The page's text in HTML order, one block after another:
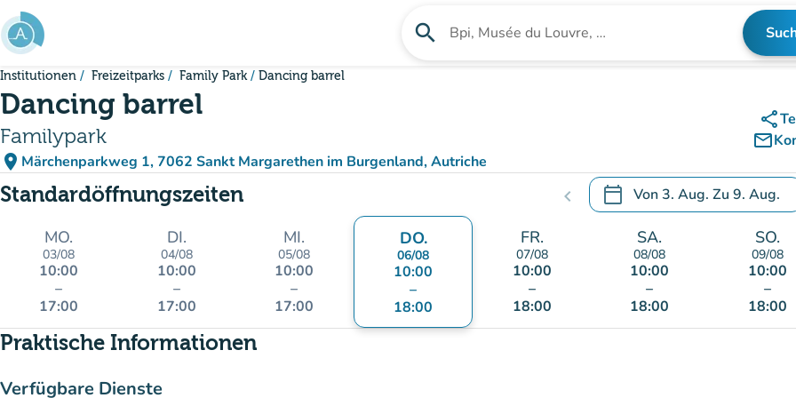
Gehe zum Hauptinhalt
search Suche nach einer Einrichtung
Institutionen Freizeitparks Family Park Dancing barrel
Dancing barrel
Familypark
place Märchenparkweg 1, 7062 Sankt Margarethen im Burgenland, Autriche
(in Google Maps öffnen)
(new tab)
share
mail_outline
Standardöffnungszeiten chevron_left calendar_today Von3. Aug. Zu 9. Aug.
.Öffnen Sie den Kalender, um
MO.
03/08
10:00
–
17:00
DI.
04/08
10:00
–
17:00
MI.
05/08
10:00
–
17:00
DO.
06/08
10:00
–
18:00
FR.
07/08
10:00
–
18:00
SA.
08/08
10:00
–
18:00
SO.
09/08
10:00
–
18:00
Praktische Informationen
Verfügbare Dienste